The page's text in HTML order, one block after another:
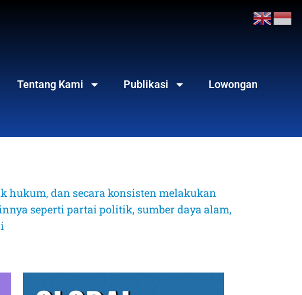
Tentang Kami Publikasi Lowongan
hukum, dan secara konsisten melakukan
seperti partai politik, sumber daya alam,